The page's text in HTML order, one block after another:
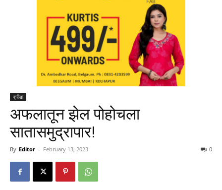
क्रीडा
अफलातून झेल पोहोचला
सातासमुद्रापार!
By Editor - February 13, 2023 0